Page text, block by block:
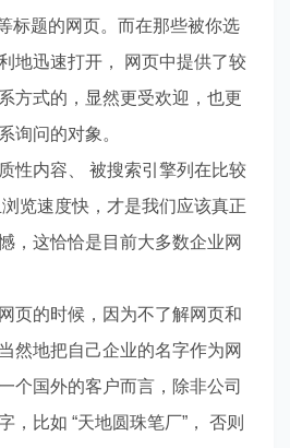
标题的网页。而在那些被你选
地迅速打开， 网页中提供了较
方式的，显然更受欢迎，也更
询问的对象。
性内容、 被搜索引擎列在比较
览速度快，才是我们应该真正
，这恰恰是目前大多数企业网
页的时候，因为不了解网页和
然地把自己企业的名字作为网
个国外的客户而言，除非公司
，比如 “天地圆珠笔厂”， 否则